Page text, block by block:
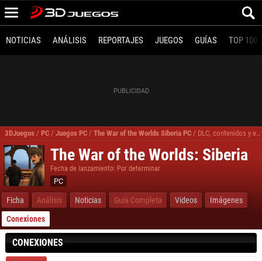
NOTICIAS ANÁLISIS REPORTAJES JUEGOS GUÍAS TOP 100
3DJuegos / PC / Juegos PC / The War of the Worlds Siberia PC / DLC, contenidos y expansiones The War of the Worlds Siberia PC
The War of the Worlds: Siberia
Fecha de lanzamiento: Por determinar
PC
Ficha Análisis Noticias Guía Completa Videos
Imágenes
Conexiones
CONEXIONES